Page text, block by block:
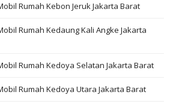
Rumah Kebon Jeruk Jakarta Barat
Rumah Kedaung Kali Angke Jakarta
Rumah Kedoya Selatan Jakarta Barat
Rumah Kedoya Utara Jakarta Barat